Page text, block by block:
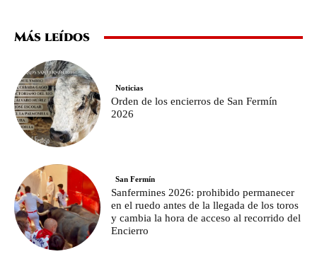
Más leídos
Noticias
Orden de los encierros de San Fermín
2026
San Fermín
Sanfermines 2026: prohibido permanecer
en el ruedo antes de la llegada de los toros
y cambia la hora de acceso al recorrido del
Encierro